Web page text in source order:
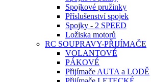
Spojkové pružinky
Příslušenství spojek
Spojky - 2 SPEED
Ložiska motorů
RC SOUPRAVY-PŘIJÍMAČE
VOLANTOVÉ
PÁKOVÉ
Přijímače AUTA a LODĚ